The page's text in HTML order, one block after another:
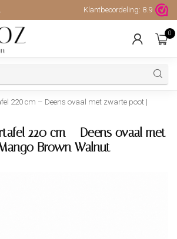
Hoge kwaliteit, uitstekende
Klantbeoordeling: 8.9
0
220 cm – Deens ovaal met zwarte poot |
220 cm – Deens ovaal met
Brown Walnut